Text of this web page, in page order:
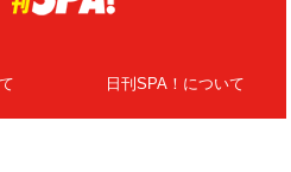
日刊SPA！について